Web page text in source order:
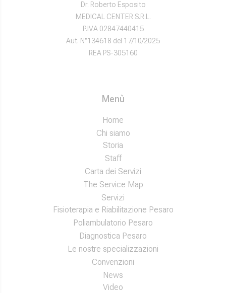
Dr. Roberto Esposito
MEDICAL CENTER S.R.L.
P.IVA 02847440415
Aut. N°134618 del 17/10/2025
REA PS-305160
Menù
Home
Chi siamo
Storia
Staff
Carta dei Servizi
The Service Map
Servizi
Fisioterapia e Riabilitazione Pesaro
Poliambulatorio Pesaro
Diagnostica Pesaro
Le nostre specializzazioni
Convenzioni
News
Video